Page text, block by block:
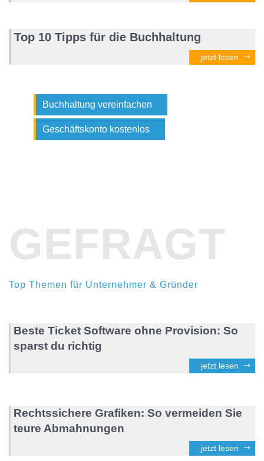
Top 10 Tipps für die Buchhaltung
jetzt lesen
Buchhaltung vereinfachen
Geschäftskonto kostenlos
GEFRAGT
Top Themen für Unternehmer & Gründer
Beste Ticket Software ohne Provision: So
sparst du richtig
jetzt lesen
Rechtssichere Grafiken: So vermeiden Sie
teure Abmahnungen
jetzt lesen